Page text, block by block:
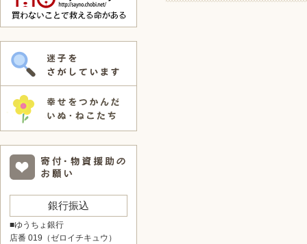
銀行振込
■ゆうちょ銀行
店番 019（ゼロイチキュウ）